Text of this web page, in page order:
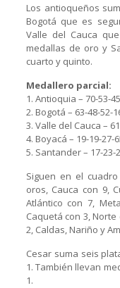
Los antioqueños
Bogotá que es
Valle del Cauca
medallas de oro y
cuarto y quinto.
Medallero parcial:
1. Antioquia – 70-53-
2. Bogotá – 63-48-52-
3. Valle del Cauca –
4. Boyacá – 19-19-27-
5. Santander – 17-23-
Siguen en el
oros, Cauca con 9,
Atlántico con 7,
Caquetá con 3,
2, Caldas, Nariño y
Cesar suma seis
1. También llevan
1.